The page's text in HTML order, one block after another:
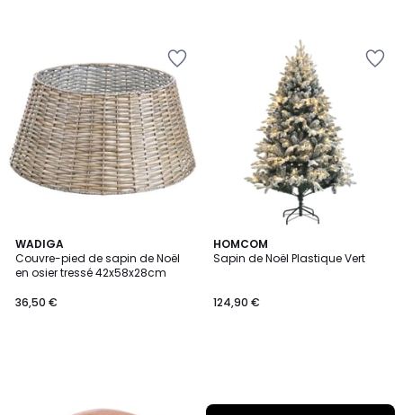
WADIGA
Couvre-pied de sapin de Noël
en osier tressé 42x58x28cm
36,50 €
HOMCOM
Sapin de Noël Plastique Vert
124,90 €